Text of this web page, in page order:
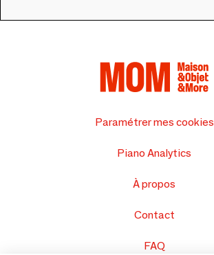
Paramétrer mes cookies
Piano Analytics
À propos
Contact
FAQ